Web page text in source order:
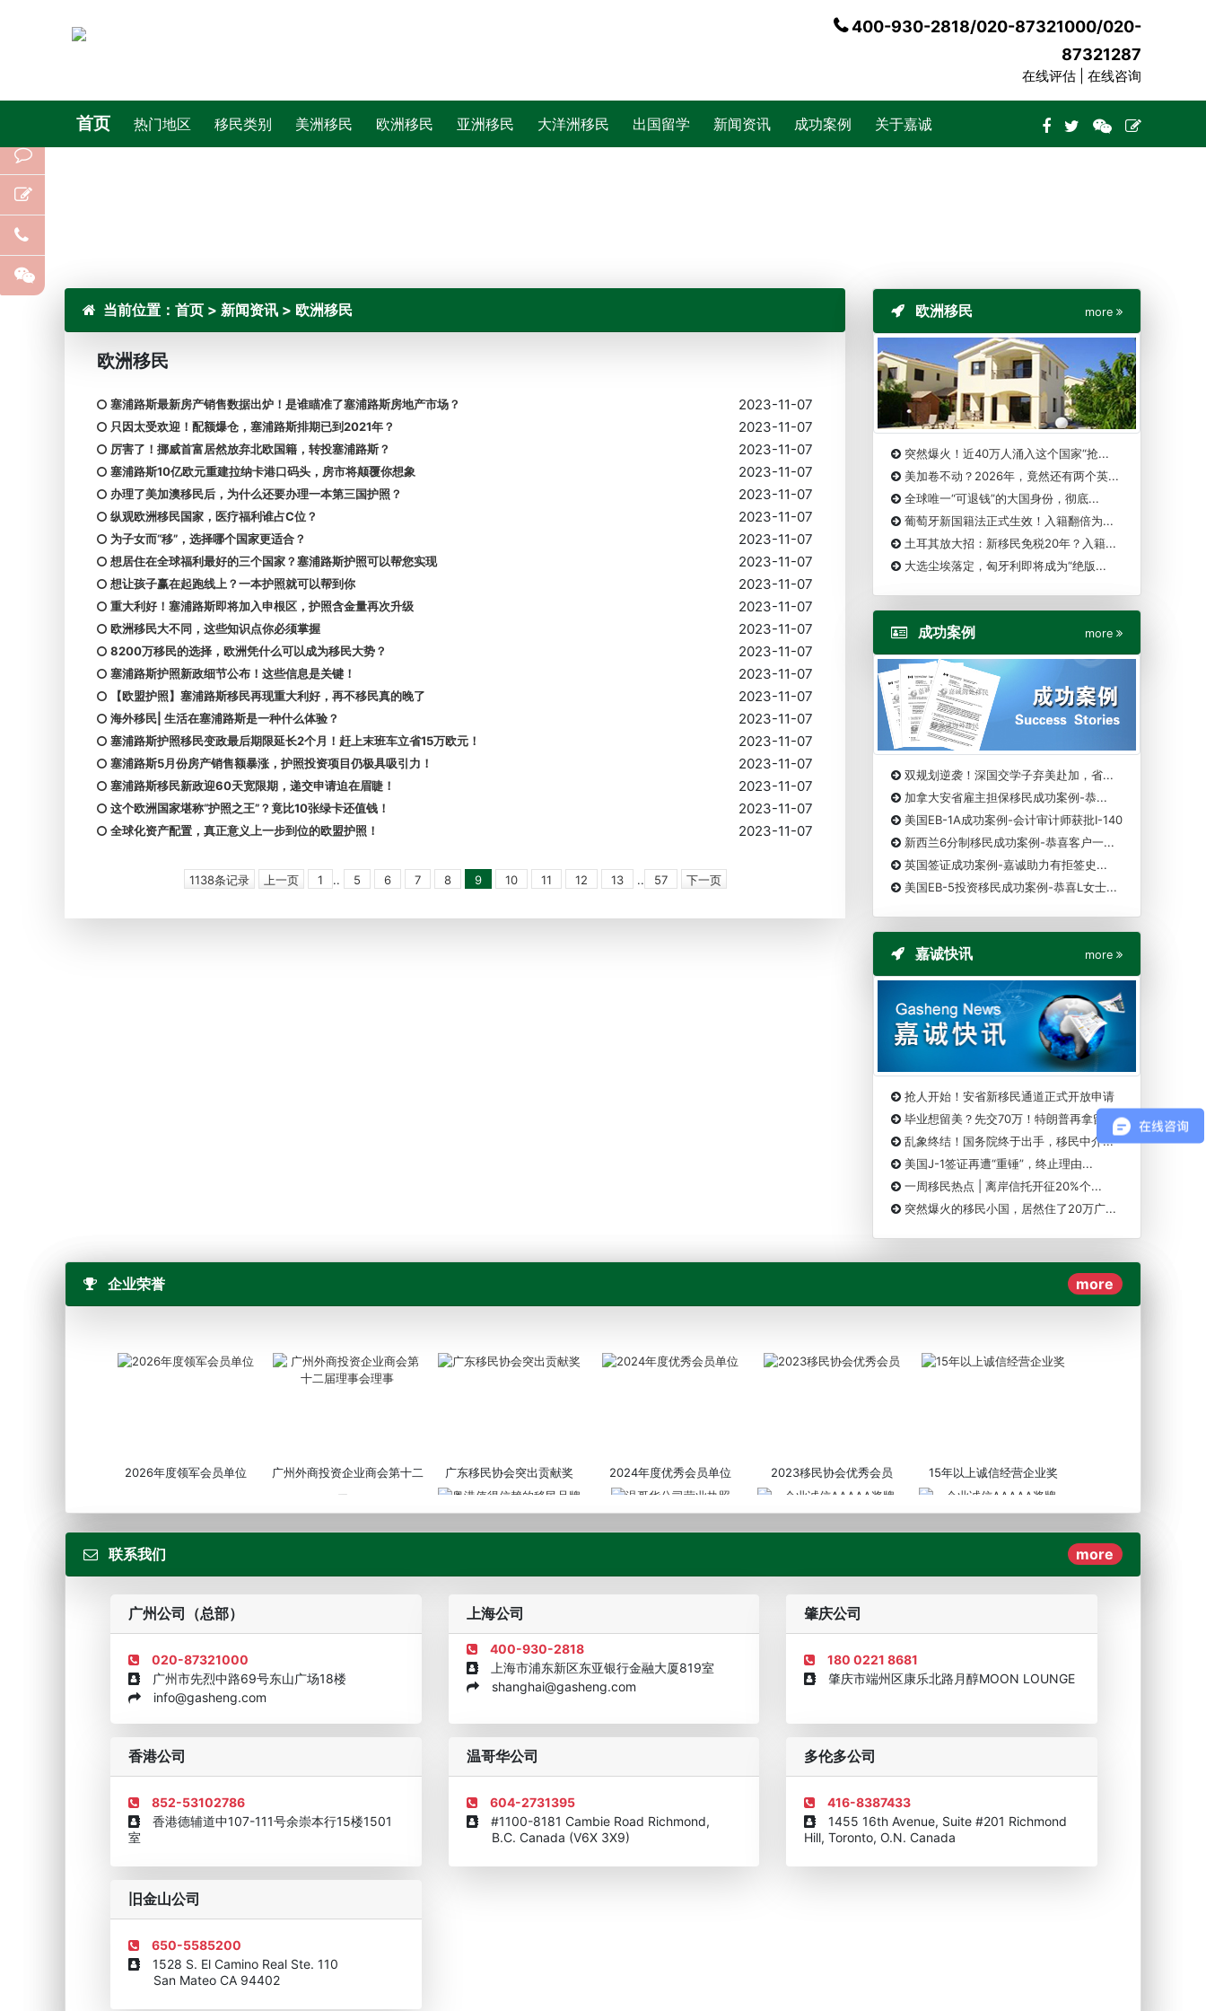
400-930-2818/020-87321000/020-
87321287
在线评估 | 在线咨询
首页 热门地区 移民类别 美洲移民 欧洲移民 亚洲移民 大洋洲移民 出国留学 新闻资讯 成功案例 关于嘉诚
当前位置： 首页 > 新闻资讯 > 欧洲移民
欧洲移民
塞浦路斯最新房产销售数据出炉！是谁瞄准了塞浦路斯房地产市场？ 2023-11-07
只因太受欢迎！配额爆仓，塞浦路斯排期已到2021年？ 2023-11-07
厉害了！挪威首富居然放弃北欧国籍，转投塞浦路斯？ 2023-11-07
塞浦路斯10亿欧元重建拉纳卡港口码头，房市将颠覆你想象 2023-11-07
办理了美加澳移民后，为什么还要办理一本第三国护照？ 2023-11-07
纵观欧洲移民国家，医疗福利谁占C位？ 2023-11-07
为子女而“移”，选择哪个国家更适合？ 2023-11-07
想居住在全球福利最好的三个国家？塞浦路斯护照可以帮您实现 2023-11-07
想让孩子赢在起跑线上？一本护照就可以帮到你 2023-11-07
重大利好！塞浦路斯即将加入申根区，护照含金量再次升级 2023-11-07
欧洲移民大不同，这些知识点你必须掌握 2023-11-07
8200万移民的选择，欧洲凭什么可以成为移民大势？ 2023-11-07
塞浦路斯护照新政细节公布！这些信息是关键！ 2023-11-07
【欧盟护照】塞浦路斯移民再现重大利好，再不移民真的晚了 2023-11-07
海外移民| 生活在塞浦路斯是一种什么体验？ 2023-11-07
塞浦路斯护照移民变政最后期限延长2个月！赶上末班车立省15万欧元！ 2023-11-07
塞浦路斯5月份房产销售额暴涨，护照投资项目仍极具吸引力！ 2023-11-07
塞浦路斯移民新政迎60天宽限期，递交申请迫在眉睫！ 2023-11-07
这个欧洲国家堪称“护照之王”？竟比10张绿卡还值钱！ 2023-11-07
全球化资产配置，真正意义上一步到位的欧盟护照！ 2023-11-07
1138条记录 上一页 1 .. 5 6 7 8 9 10 11 12 13 .. 57 下一页
欧洲移民 more
突然爆火！近40万人涌入这个国家“抢...
美加卷不动？2026年，竟然还有两个英...
全球唯一“可退钱”的大国身份，彻底...
葡萄牙新国籍法正式生效！入籍翻倍为...
土耳其放大招：新移民免税20年？入籍...
大选尘埃落定，匈牙利即将成为“绝版...
成功案例 more
双规划逆袭！深国交学子弃美赴加，省...
加拿大安省雇主担保移民成功案例-恭...
美国EB-1A成功案例-会计审计师获批I-140
新西兰6分制移民成功案例-恭喜客户一...
英国签证成功案例-嘉诚助力有拒签史...
美国EB-5投资移民成功案例-恭喜L女士...
嘉诚快讯 more
抢人开始！安省新移民通道正式开放申请
毕业想留美？先交70万！特朗普再拿留...
乱象终结！国务院终于出手，移民中介...
美国J-1签证再遭“重锤”，终止理由...
一周移民热点 | 离岸信托开征20%个...
突然爆火的移民小国，居然住了20万广...
企业荣誉 more
2026年度领军会员单位
广州外商投资企业商会第十二
届...
广东移民协会突出贡献奖 2024年度优秀会员单位 2023移民协会优秀会员 15年以上诚信经营企业奖
粤港值得信赖的移民品牌 企业诚信AAAAA奖牌2019
企业诚信AAAAA奖牌2015 欧美澳最具价值品牌移民机构 欧美澳年度表现移民团队 美国投资移民中介机构30强 加拿大移民顾问资格证书
联系我们 more
广州公司（总部）
020-87321000
广州市先烈中路69号东山广场18楼
info@gasheng.com
上海公司
400-930-2818
上海市浦东新区东亚银行金融大厦819室
shanghai@gasheng.com
肇庆公司
180 0221 8681
肇庆市端州区康乐北路月醇MOON LOUNGE
香港公司
852-53102786
香港德辅道中107-111号余崇本行15楼1501
室
温哥华公司
604-2731395
#1100-8181 Cambie Road Richmond,
B.C. Canada (V6X 3X9)
多伦多公司
416-8387433
1455 16th Avenue, Suite #201 Richmond
Hill, Toronto, O.N. Canada
旧金山公司
650-5585200
1528 S. El Camino Real Ste. 110
San Mateo CA 94402